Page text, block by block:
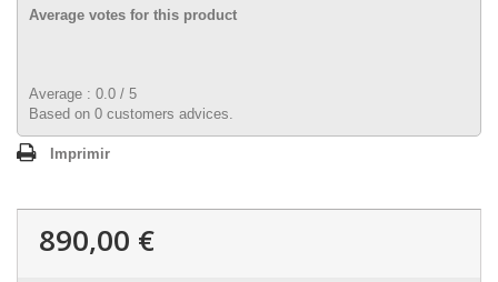
Average votes for this product
Average : 0.0 / 5
Based on 0 customers advices.
Imprimir
890,00 €